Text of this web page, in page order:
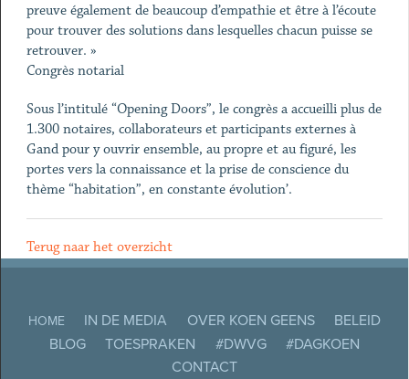
preuve également de beaucoup d’empathie et être à l’écoute
pour trouver des solutions dans lesquelles chacun puisse se
retrouver. »
Congrès notarial
Sous l’intitulé “Opening Doors”, le congrès a accueilli plus de
1.300 notaires, collaborateurs et participants externes à
Gand pour y ouvrir ensemble, au propre et au figuré, les
portes vers la connaissance et la prise de conscience du
thème “habitation”, en constante évolution’.
Terug naar het overzicht
HOME IN DE MEDIA OVER KOEN GEENS
BELEID
BLOG
TOESPRAKEN #DWVG
#DAGKOEN
CONTACT